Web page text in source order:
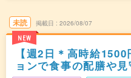
未読
NEW
掲載日 2026/08/07
【週2日＊高時給
ョンで食事の配膳や